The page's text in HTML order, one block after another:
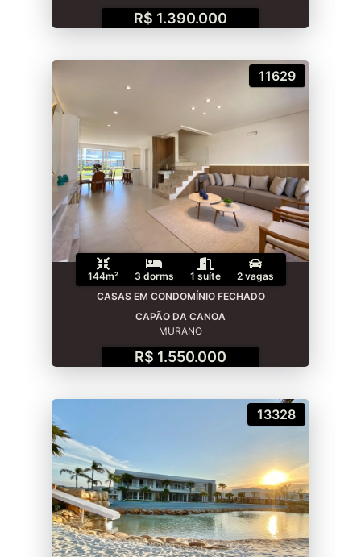
R$ 1.390.000
11629
144m² 3 dorms 1 suíte
2 vagas
CASAS EM CONDOMÍNIO FECHADO
CAPÃO DA CANOA
MURANO
R$ 1.550.000
13328